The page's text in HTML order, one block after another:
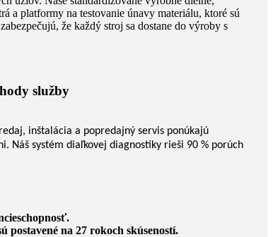
a platformy na testovanie únavy materiálu, ktoré sú
že každý stroj sa dostane do výroby s
služby
inštalácia a popredajný servis ponúkajú
Náš systém diaľkovej diagnostiky rieši 90 % porúch
na 27 rokoch skúseností.